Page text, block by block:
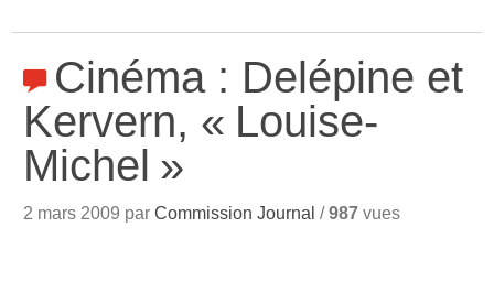
Cinéma : Delépine et
Kervern, « Louise-
Michel »
2 mars 2009 parCommission Journal /987 vues